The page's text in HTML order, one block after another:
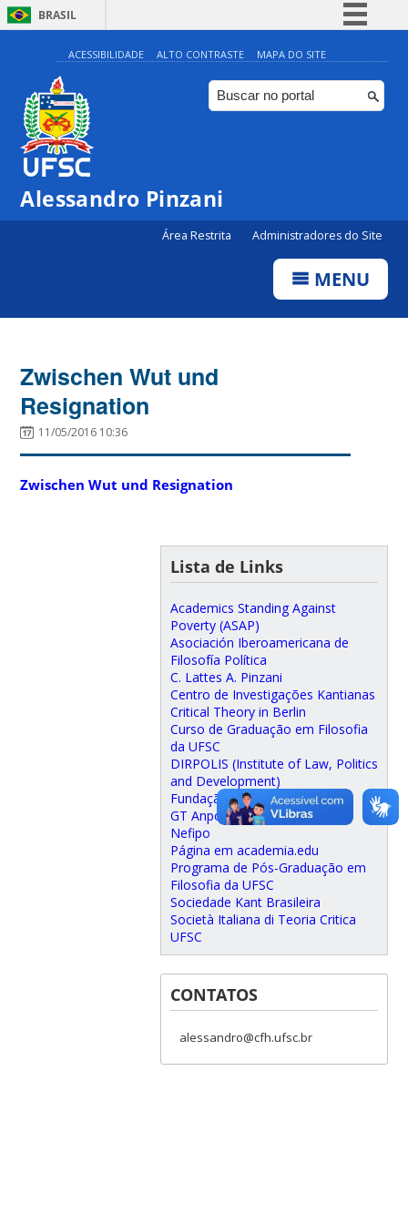
BRASIL
Simplifique!
Comunica BR
Participe
ACESSIBILIDADE ALTO CONTRASTE MAPA DO SITE
Alessandro Pinzani
Área Restrita Administradores do Site
MENU
Zwischen Wut und
Resignation
11/05/2016 10:36
Zwischen Wut und Resignation
Lista de Links
Academics Standing Against
Poverty (ASAP)
Asociación Iberoamericana de
Filosofía Política
C. Lattes A. Pinzani
Centro de Investigações Kantianas
Critical Theory in Berlin
Curso de Graduação em Filosofia
da UFSC
DIRPOLIS (Institute of Law, Politics
and Development)
Fundação Humboldt
GT Anpof "Teorias da Justiça"
Nefipo
Página em academia.edu
Programa de Pós-Graduação em
Filosofia da UFSC
Sociedade Kant Brasileira
Società Italiana di Teoria Critica
UFSC
CONTATOS
alessandro@cfh.ufsc.br